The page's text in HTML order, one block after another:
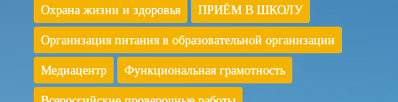
Охрана жизни и здоровья
ПРИЁМ В ШКОЛУ
Организация питания в образовательной организации
Медиацентр
Функциональная грамотность